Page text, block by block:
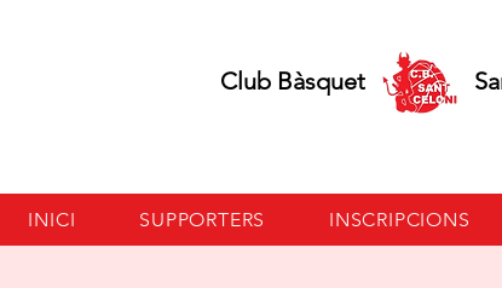
Club Bàsquet Sant
INICI SUPPORTERS INSCRIPCIONS